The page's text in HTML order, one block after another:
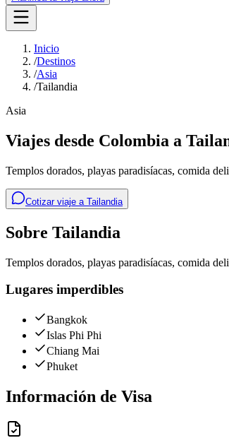
Inicio
/Destinos
/Asia
/Tailandia
Asia
Viajes desde Colombia a
Templos dorados, playas paradisíacas, comida
Cotizar viaje a Tailandia
Sobre Tailandia
Templos dorados, playas paradisíacas, comida
Lugares imperdibles
Bangkok
Islas Phi Phi
Chiang Mai
Phuket
Información de Visa